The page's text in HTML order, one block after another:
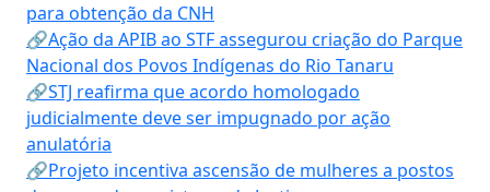
para obtenção da CNH
🔗Ação da APIB ao STF assegurou criação do Parque
Nacional dos Povos Indígenas do Rio Tanaru
🔗STJ reafirma que acordo homologado
judicialmente deve ser impugnado por ação
anulatória
🔗Projeto incentiva ascensão de mulheres a postos